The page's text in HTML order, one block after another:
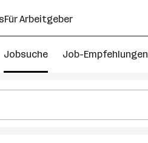
Für Arbeitgeber
Jobsuche Job-Empfehlungen